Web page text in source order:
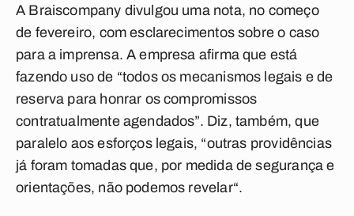
A Braiscompany divulgou uma nota, no começo
de fevereiro, com esclarecimentos sobre o caso
para a imprensa. A empresa afirma que está
fazendo uso de “todos os mecanismos legais e de
reserva para honrar os compromissos
contratualmente agendados”. Diz, também, que
paralelo aos esforços legais, “outras providências
já foram tomadas que, por medida de segurança e
orientações, não podemos revelar“.